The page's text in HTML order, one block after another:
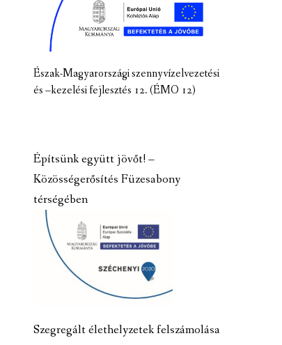
Észak-Magyarországi szennyvízelvezetési
és –kezelési fejlesztés 12. (ÉMO 12)
Építsünk együtt jövőt! –
Közösségerősítés Füzesabony
térségében
Szegregált élethelyzetek felszámolása